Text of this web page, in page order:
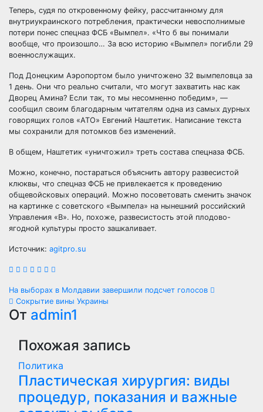
Теперь, судя по откровенному фейку, рассчитанному для
внутриукраинского потребления, практически невосполнимые
потери понес спецназ ФСБ «Вымпел». «Что б вы понимали
вообще, что произошло… За всю историю «Вымпел» погибли 29
военнослужащих.
Под Донецким Аэропортом было уничтожено 32 вымпеловца за
1 день. Они что реально считали, что могут захватить нас как
Дворец Амина? Если так, то мы несомненно победим», —
сообщил своим благодарным читателям одна из самых дурных
говорящих голов «АТО» Евгений Наштетик. Написание текста
мы сохранили для потомков без изменений.
В общем, Наштетик «уничтожил» треть состава спецназа ФСБ.
Можно, конечно, постараться объяснить автору развесистой
клюквы, что спецназ ФСБ не привлекается к проведению
общевойсковых операций. Можно посоветовать сменить значок
на картинке с советского «Вымпела» на нынешний российский
Управления «В». Но, похоже, развесистость этой плодово-
ягодной культуры просто зашкаливает.
Источник: agitpro.su
Навигация
по
записям
На выборах в Молдавии завершили подсчет голосов
Сокрытие вины Украины
От admin1
Похожая запись
Политика
Пластическая хирургия: виды
процедур, показания и важные